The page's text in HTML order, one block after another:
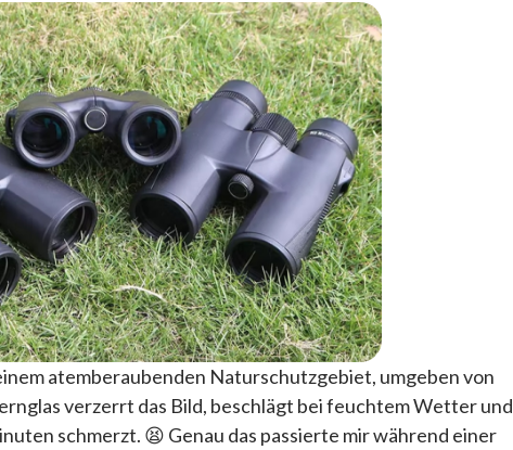
atemberaubenden Naturschutzgebiet, umgeben von
verzerrt das Bild, beschlägt bei feuchtem Wetter und
schmerzt. 😫 Genau das passierte mir während einer